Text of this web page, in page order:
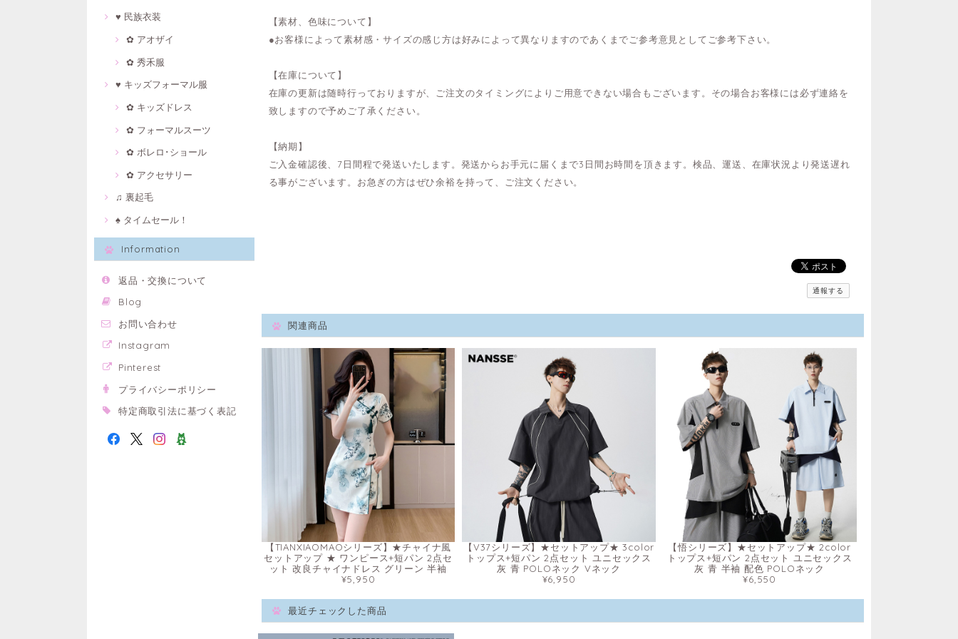
♥ 民族衣装
✿ アオザイ
✿ 秀禾服
♥ キッズフォーマル服
✿ キッズドレス
✿ フォーマルスーツ
✿ ボレロ･ショール
✿ アクセサリー
♫ 裏起毛
♠ タイムセール！
Information
返品・交換について
Blog
お問い合わせ
Instagram
Pinterest
プライバシーポリシー
特定商取引法に基づく表記
【素材、色味について】
●お客様によって素材感・サイズの感じ方は好みによって異なりますのであくまでご参考意見としてご参考下さい。
【在庫について】
在庫の更新は随時行っておりますが、ご注文のタイミングによりご用意できない場合もございます。その場合お客様には必ず連絡を
致しますので予めご了承ください。
【納期】
ご入金確認後、7日間程で発送いたします。発送からお手元に届くまで3日間お時間を頂きます。検品、運送、在庫状況より発送遅れ
る事がございます。お急ぎの方はぜひ余裕を持って、ご注文ください。
通報する
関連商品
【TIANXIAOMAOシリーズ】★チャイナ風
セットアップ ★ ワンピース+短パン 2点セ
ット 改良チャイナドレス グリーン 半袖
¥5,950
【V37シリーズ】★セットアップ★ 3color
トップス+短パン 2点セット ユニセックス
灰 青 POLOネック Vネック
¥6,950
【悟シリーズ】★セットアップ★ 2color
トップス+短パン 2点セット ユニセックス
灰 青 半袖 配色 POLOネック
¥6,550
最近チェックした商品